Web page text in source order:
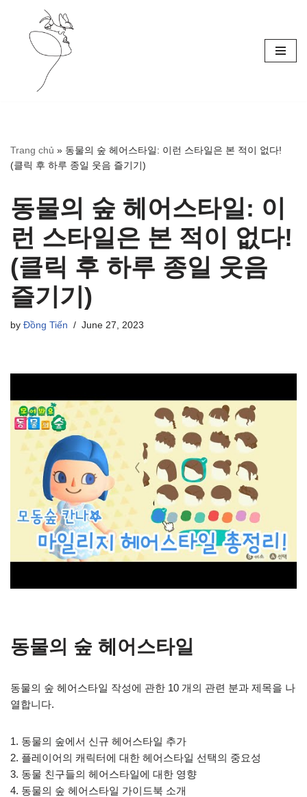
Skip
Trang chủ » 동물의 숲 헤어스타일: 이런 스타일은 본 적이 없다!
(클릭 후 하루 종일 웃음 즐기기)
동물의 숲 헤어스타일: 이
런 스타일은 본 적이 없다!
(클릭 후 하루 종일 웃음
즐기기)
by Đồng Tiến June 27, 2023
동물의 숲 헤어스타일
동물의 숲 헤어스타일 작성에 관한 10 개의 관련 분과 제목을 나
열합니다.
1. 동물의 숲에서 신규 헤어스타일 추가
2. 플레이어의 캐릭터에 대한 헤어스타일 선택의 중요성
3. 동물 친구들의 헤어스타일에 대한 영향
4. 동물의 숲 헤어스타일 가이드북 소개